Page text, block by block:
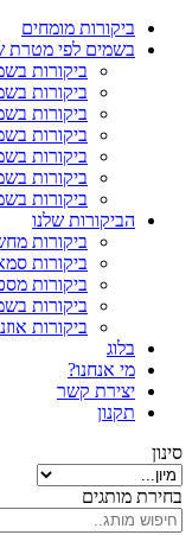
ביקורות מומחים
בשמים לפי מטרת
ביקורות
ביקורות
ביקורות
ביקורות
ביקורות
ביקורות
ביקורות
הביקורות שלנו
ביקורות
ביקורות
ביקורות
ביקורות
ביקורות
בלוג
מי אנחנו?
יצירת קשר
תקנון
סינון
בחירת מותגים